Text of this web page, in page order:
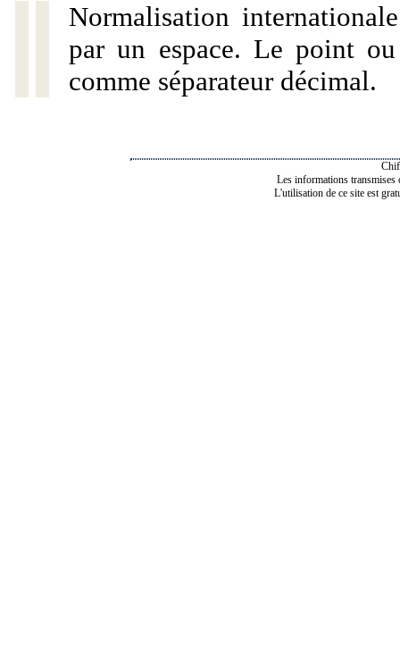
Normalisation
par un espace. Le point
comme séparateur décimal.
Les informations transmises
L'utilisation de ce site est